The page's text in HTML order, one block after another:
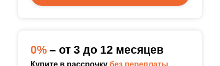
0% – от 3 до 12 месяцев
Купите в рассрочку без переплаты